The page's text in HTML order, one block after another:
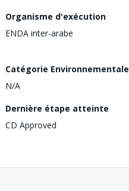
Organisme d'exécution
ENDA inter-arabe
Catégorie Environnementale
N/A
Dernière étape atteinte
CD Approved